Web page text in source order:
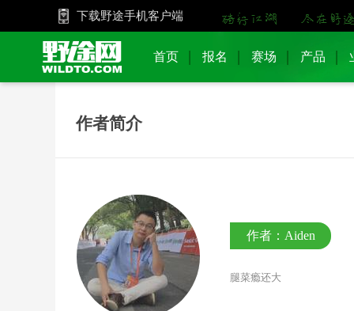
下载野途手机客户端
首页 报名 赛场 产品
作者简介
作者：Aiden
腿菜瘾还大